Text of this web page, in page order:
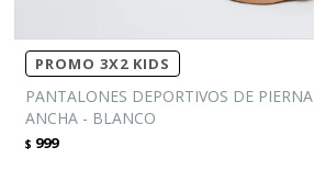
PROMO 3X2 KIDS
PANTALONES DEPORTIVOS DE PIERNA
ANCHA - BLANCO
$ 999